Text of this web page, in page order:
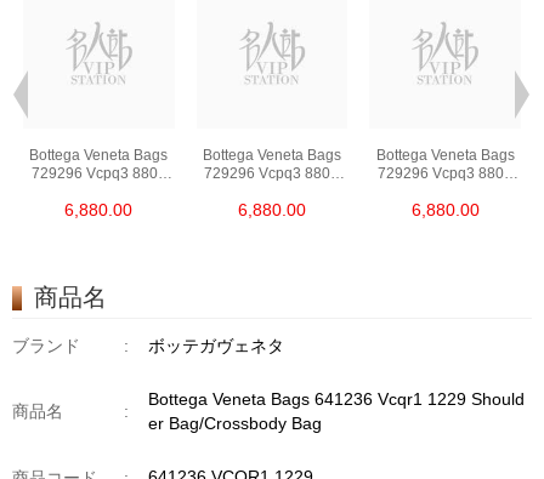
Bottega Veneta Bags
729296 Vcpq3 8803
Bag/Crossbody Bag
6,880.00
Bottega Veneta Bags
729296 Vcpq3 8803
Bag/Crossbody Bag
6,880.00
Bottega Veneta Bags
729296 Vcpq3 8803
Bag/Crossbody Bag
6,880.00
商品名
ブランド : ボッテガヴェネタ
商品名 :
Bottega Veneta Bags 641236 Vcqr1 1229 Should
er Bag/Crossbody Bag